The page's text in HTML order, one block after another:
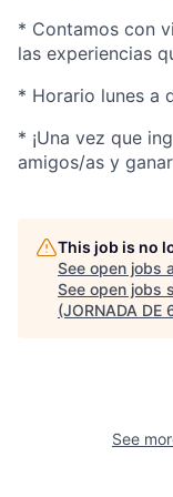
* Contamos con
las experiencias
* Horario lunes a
* ¡Una vez que
amigos/as y
This job is no
See open jobs
See open jobs
(JORNADA DE
See